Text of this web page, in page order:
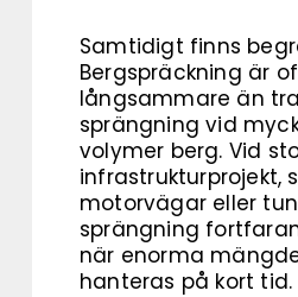
Samtidigt finns
Bergspräckning är
långsammare än
sprängning vid
volymer berg. Vid
infrastrukturprojekt,
motorvägar eller
sprängning
när enorma
hanteras på kort tid.